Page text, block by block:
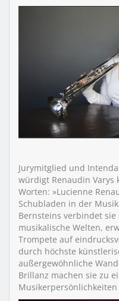
Jurymitglied und
würdigt Renaudin Varys
Worten: »Lucienne
Schubladen in der
Bernsteins verbindet
musikalische Welten,
Trompete auf
durch höchste
außergewöhnliche
Brillanz machen sie zu